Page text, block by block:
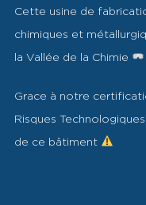
Cette usine de
chimiques et
la Vallée de la Chimie
Grace à notre
Risques
de ce bâtiment